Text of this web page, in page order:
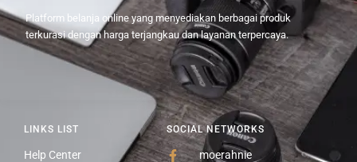
SOCIAL NETWORKS
moerahnie
LINKS LIST
Help Center
Platform belanja online yang menyediakan berbagai produk
terkurasi dengan harga terjangkau dan layanan terpercaya.